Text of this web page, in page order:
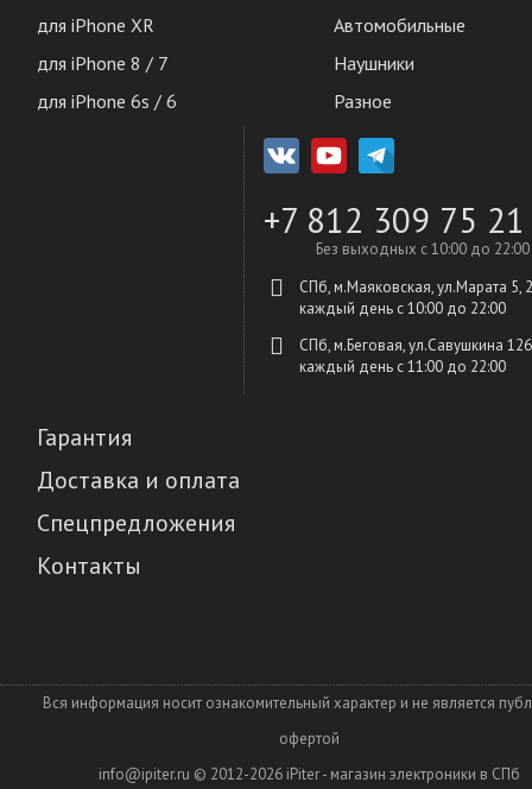
для iPhone XR
для iPhone 8 / 7
для iPhone 6s / 6
Автомобильные
Наушники
Разное
+7 812 309 75 21
Без выходных с 10:00 до 22:00
СПб, м.Маяковская, ул.Марата 5,
каждый день c 10:00 до 22:00
СПб, м.Беговая, ул.Савушкина
каждый день c 11:00 до 22:00
Гарантия
Доставка и оплата
Спецпредложения
Контакты
Вся информация носит ознакомительный характер и не является
офертой
info@ipiter.ru © 2012-2026 iPiter - магазин электроники в СПб